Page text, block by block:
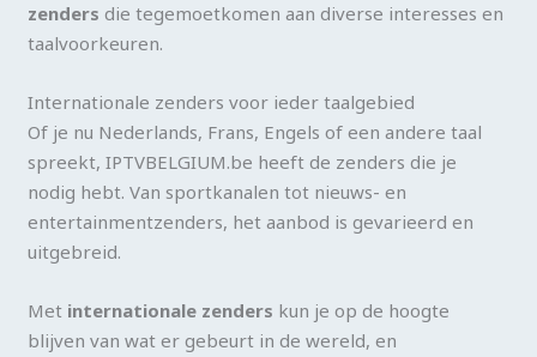
zenders die tegemoetkomen aan diverse interesses en
taalvoorkeuren.
Internationale zenders voor ieder taalgebied
Of je nu Nederlands, Frans, Engels of een andere taal
spreekt, IPTVBELGIUM.be heeft de zenders die je
nodig hebt. Van sportkanalen tot nieuws- en
entertainmentzenders, het aanbod is gevarieerd en
uitgebreid.
Met internationale zenders kun je op de hoogte
blijven van wat er gebeurt in de wereld, en